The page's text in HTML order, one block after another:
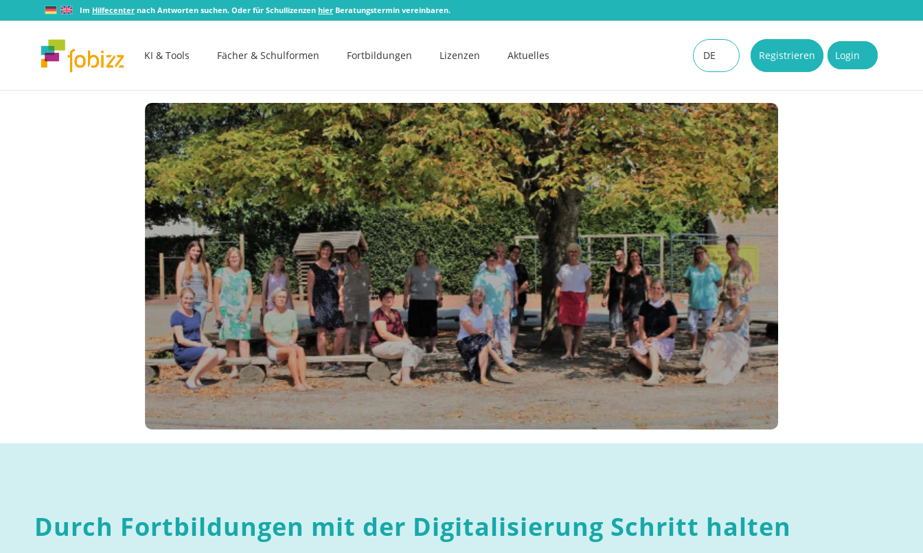
Im Hilfecenter nach Antworten suchen. Oder für Schullizenzen hier Beratungstermin vereinbaren.
KI & Tools Fächer & Schulformen Fortbildungen Lizenzen Aktuelles Registrieren Login
DE
EN
Durch Fortbildungen mit der Digitalisierung Schritt halten